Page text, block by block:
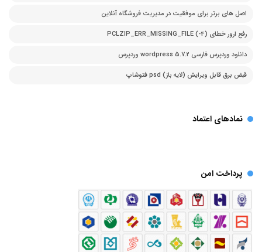
اصل های برتر برای موفقیت در مدیریت فروشگاه آنلاین
رفع ارور خطای PCLZIP_ERR_MISSING_FILE (-4)
دانلود وردپرس فارسی 5.7.2 wordpress وردپرس
قبض برق قابل ویرایش (لایه باز) psd فتوشاپ
نمادهای اعتماد
پرداخت امن